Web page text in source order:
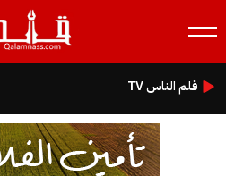
قلم الناس TV